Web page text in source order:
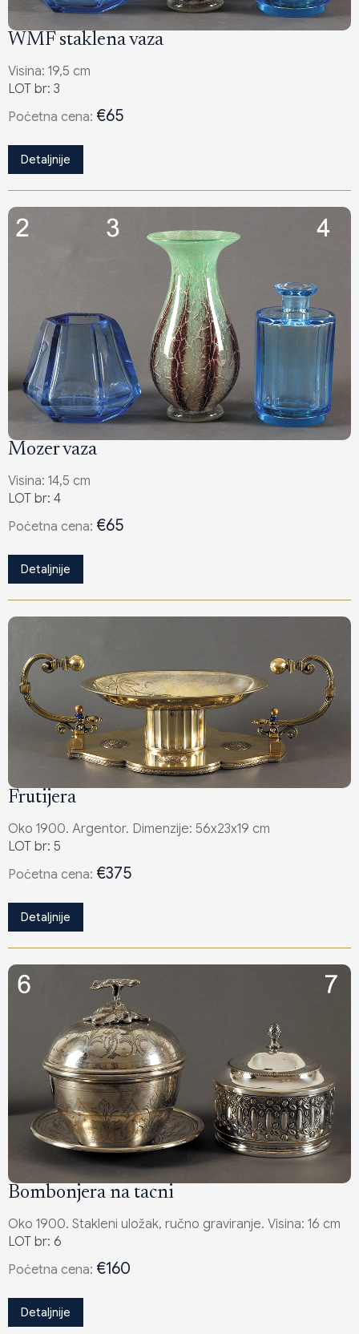
WMF staklena vaza
Visina: 19,5 cm
LOT br: 3
Poċetna cena: €65
Detaljnije
Mozer vaza
Visina: 14,5 cm
LOT br: 4
Poċetna cena: €65
Detaljnije
Frutijera
Oko 1900. Argentor. Dimenzije: 56x23x19 cm
LOT br: 5
Poċetna cena: €375
Detaljnije
Bombonjera na tacni
Oko 1900. Stakleni uložak, ručno graviranje. Visina: 16 cm
LOT br: 6
Poċetna cena: €160
Detaljnije